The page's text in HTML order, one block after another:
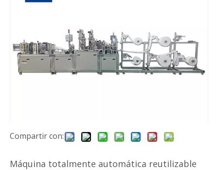
Compartir con:
Máquina totalmente automática reutilizable